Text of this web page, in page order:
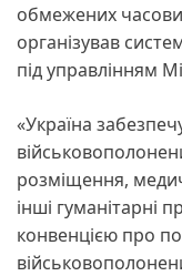
обмежених
організував
під управлінням
«Україна
розміщення,
інші гуманітарні
конвенцією про